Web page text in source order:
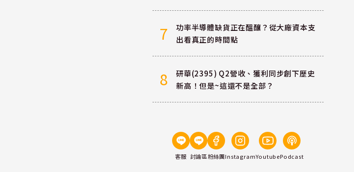
7
功率半導體缺貨正在醞釀？從大廠資本支
出看真正的時間點
8
研華(2395) Q2營收、獲利同步創下歷史
新高！但是~這還不是全部？
客服 討論區粉絲團InstagramYoutubePodcast